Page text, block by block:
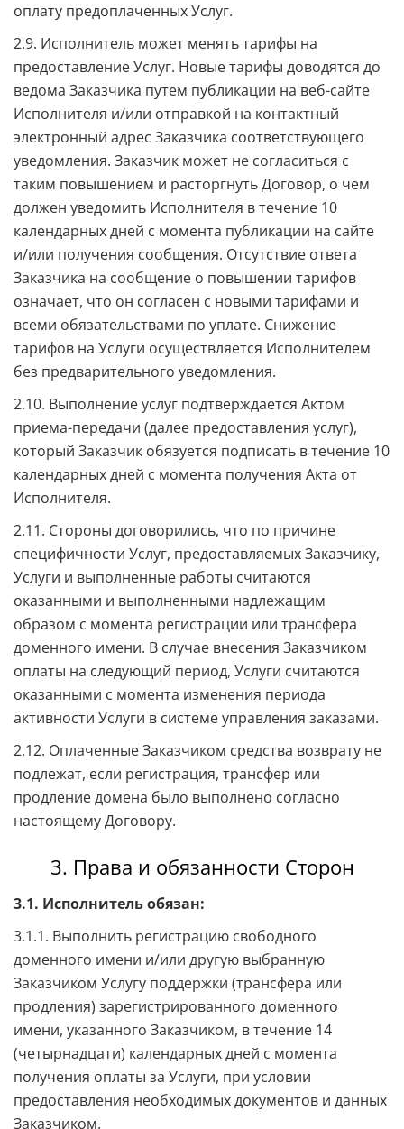
оплату предоплаченных Услуг.
2.9. Исполнитель может менять тарифы на
предоставление Услуг. Новые тарифы доводятся до
ведома Заказчика путем публикации на веб-сайте
Исполнителя и/или отправкой на контактный
электронный адрес Заказчика соответствующего
уведомления. Заказчик может не согласиться с
таким повышением и расторгнуть Договор, о чем
должен уведомить Исполнителя в течение 10
календарных дней с момента публикации на сайте
и/или получения сообщения. Отсутствие ответа
Заказчика на сообщение о повышении тарифов
означает, что он согласен с новыми тарифами и
всеми обязательствами по уплате. Снижение
тарифов на Услуги осуществляется Исполнителем
без предварительного уведомления.
2.10. Выполнение услуг подтверждается Актом
приема-передачи (далее предоставления услуг),
который Заказчик обязуется подписать в течение 10
календарных дней с момента получения Акта от
Исполнителя.
2.11. Стороны договорились, что по причине
специфичности Услуг, предоставляемых Заказчику,
Услуги и выполненные работы считаются
оказанными и выполненными надлежащим
образом с момента регистрации или трансфера
доменного имени. В случае внесения Заказчиком
оплаты на следующий период, Услуги считаются
оказанными с момента изменения периода
активности Услуги в системе управления заказами.
2.12. Оплаченные Заказчиком средства возврату не
подлежат, если регистрация, трансфер или
продление домена было выполнено согласно
настоящему Договору.
3. Права и обязанности Сторон
3.1. Исполнитель обязан:
3.1.1. Выполнить регистрацию свободного
доменного имени и/или другую выбранную
Заказчиком Услугу поддержки (трансфера или
продления) зарегистрированного доменного
имени, указанного Заказчиком, в течение 14
(четырнадцати) календарных дней с момента
получения оплаты за Услуги, при условии
предоставления необходимых документов и данных
Заказчиком.